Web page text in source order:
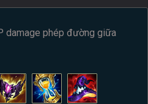
damage phép đường giữa